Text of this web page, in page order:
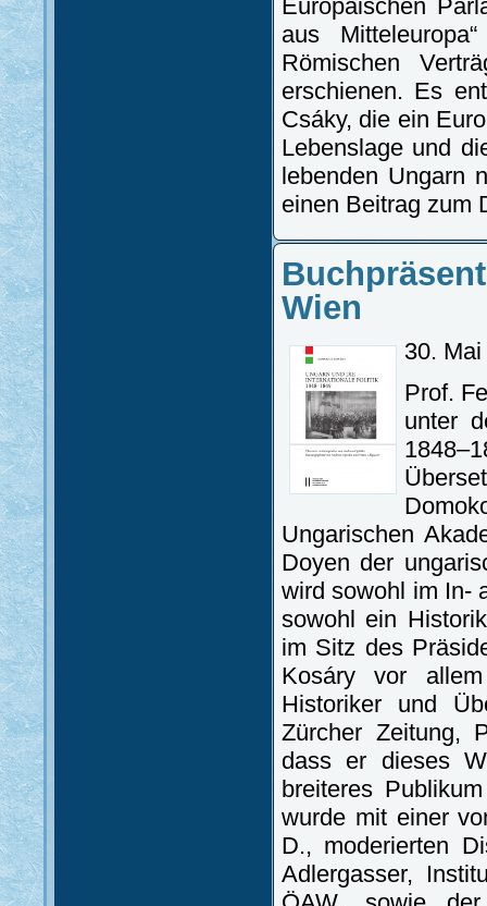
Europäischen
aus
Römischen
erschienen. Es
Csáky, die ein
Lebenslage und
lebenden Ungarn
einen Beitrag zum
Wien
30.
Prof.
unter
Ungarischen
Doyen der
wird sowohl im In-
sowohl ein
im Sitz des
Kosáry vor
Historiker und
Zürcher Zeitung,
dass er dieses
breiteres
wurde mit einer
D., moderierten
Adlergasser,